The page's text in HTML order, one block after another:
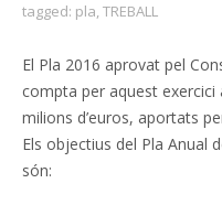
tagged: pla,TREBALL
El Pla 2016 aprovat pel
compta per aquest
milions d’euros, aportats
Els objectius del Pla Anual
són: